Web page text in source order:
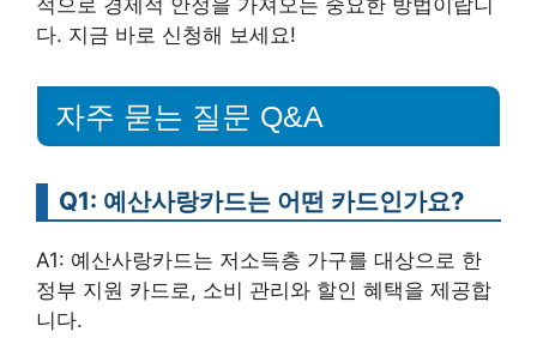
적으로 경제적 안정을 가져오는 중요한 방법이랍니
다. 지금 바로 신청해 보세요!
자주 묻는 질문 Q&A
Q1: 예산사랑카드는 어떤 카드인가요?
A1: 예산사랑카드는 저소득층 가구를 대상으로 한
정부 지원 카드로, 소비 관리와 할인 혜택을 제공합
니다.